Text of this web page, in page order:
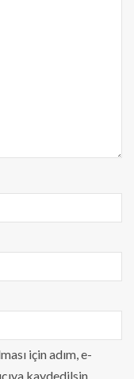
için adım, e-
kaydedilsin.